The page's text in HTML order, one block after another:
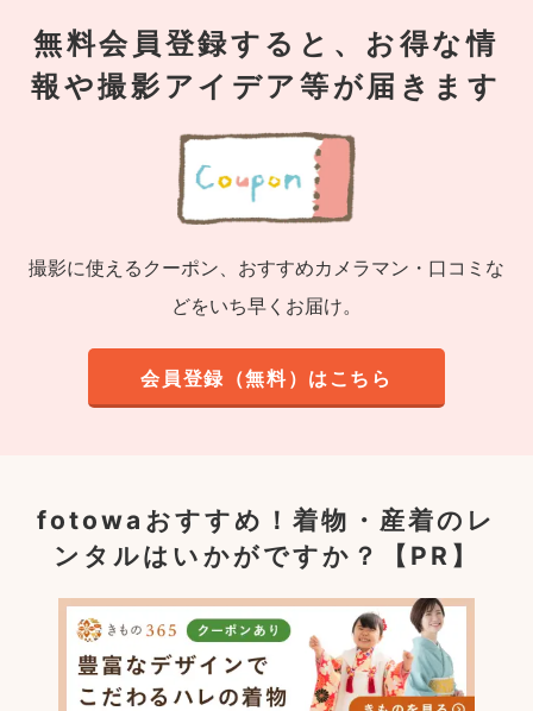
無料会員登録すると、お得な情
報や撮影アイデア等が届きます
撮影に使えるクーポン、おすすめカメラマン・口コミな
どをいち早くお届け。
会員登録（無料）はこちら
fotowaおすすめ！着物・産着のレ
ンタルはいかがですか？【PR】